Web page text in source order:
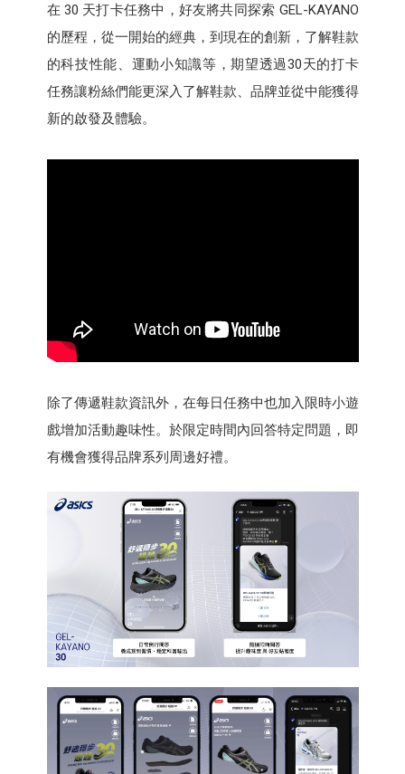
在 30 天打卡任務中，好友將共同探索 GEL-KAYANO
的歷程，從一開始的經典，到現在的創新，了解鞋款
的科技性能、運動小知識等，期望透過30天的打卡
任務讓粉絲們能更深入了解鞋款、品牌並從中能獲得
新的啟發及體驗。
除了傳遞鞋款資訊外，在每日任務中也加入限時小遊
戲增加活動趣味性。於限定時間內回答特定問題，即
有機會獲得品牌系列周邊好禮。